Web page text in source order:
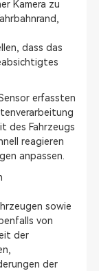
Kamera zu
dass das
erfassten
des Fahrzeugs
reagieren
anpassen.
sowie
von
der
der